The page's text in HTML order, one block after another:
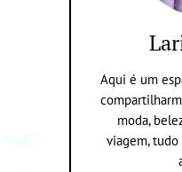
Aqui é um
moda,
viagem,